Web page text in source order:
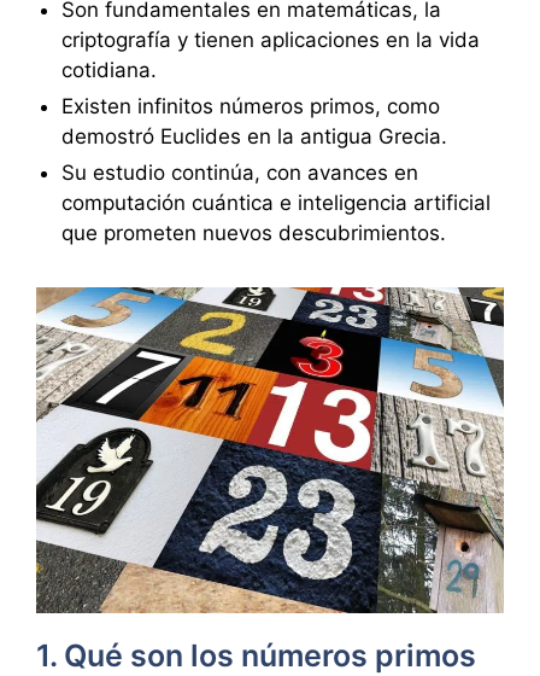
Son fundamentales en matemáticas, la
criptografía y tienen aplicaciones en la vida
cotidiana.
Existen infinitos números primos, como
demostró Euclides en la antigua Grecia.
Su estudio continúa, con avances en
computación cuántica e inteligencia artificial
que prometen nuevos descubrimientos.
1. Qué son los números primos